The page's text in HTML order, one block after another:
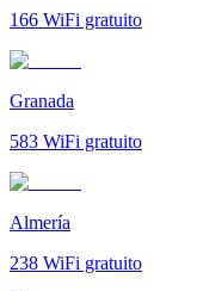
166 WiFi gratuito
Granada
583 WiFi gratuito
Almería
238 WiFi gratuito